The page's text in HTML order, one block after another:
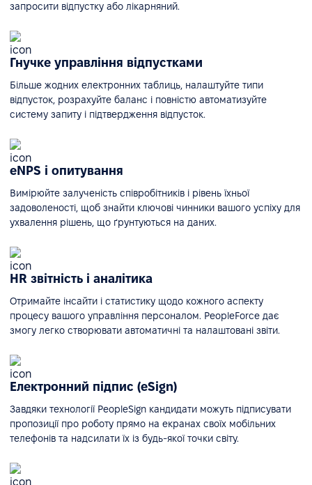
запросити відпустку або лікарняний.
Гнучке управління відпустками
Більше жодних електронних таблиць, налаштуйте типи
відпусток, розрахуйте баланс і повністю автоматизуйте
систему запиту і підтвердження відпусток.
eNPS і опитування
Вимірюйте залученість співробітників і рівень їхньої
задоволеності, щоб знайти ключові чинники вашого успіху для
ухвалення рішень, що ґрунтуються на даних.
HR звітність і аналітика
Отримайте інсайти і статистику щодо кожного аспекту
процесу вашого управління персоналом. PeopleForce дає
змогу легко створювати автоматичні та налаштовані звіти.
Електронний підпис (eSign)
Завдяки технології PeopleSign кандидати можуть підписувати
пропозиції про роботу прямо на екранах своїх мобільних
телефонів та надсилати їх із будь-якої точки світу.